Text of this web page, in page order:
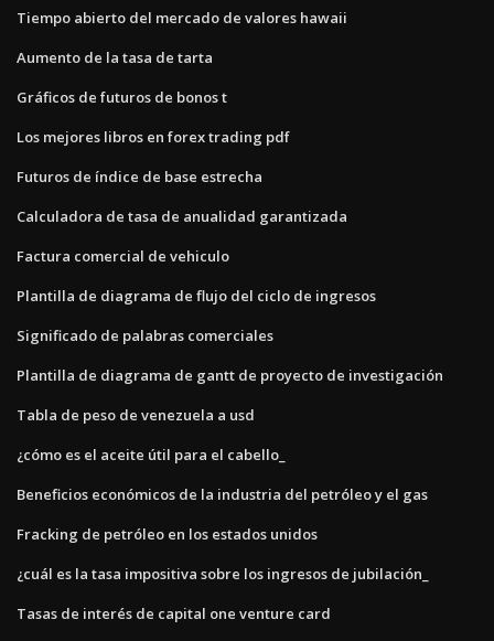
Tiempo abierto del mercado de valores hawaii
Aumento de la tasa de tarta
Gráficos de futuros de bonos t
Los mejores libros en forex trading pdf
Futuros de índice de base estrecha
Calculadora de tasa de anualidad garantizada
Factura comercial de vehiculo
Plantilla de diagrama de flujo del ciclo de ingresos
Significado de palabras comerciales
Plantilla de diagrama de gantt de proyecto de investigación
Tabla de peso de venezuela a usd
¿cómo es el aceite útil para el cabello_
Beneficios económicos de la industria del petróleo y el gas
Fracking de petróleo en los estados unidos
¿cuál es la tasa impositiva sobre los ingresos de jubilación_
Tasas de interés de capital one venture card